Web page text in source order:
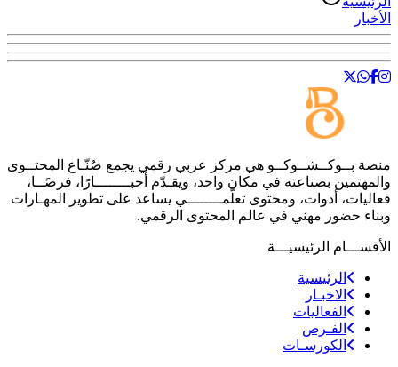
الأخبار
منصة بــوكــشــوكــو هي مركز عربي رقمي يجمع صُنّـاع المحتــوى
والمهتمين بصناعته في مكان واحد، ويقـدّم أخبــــــــارًا، فرصًــا،
فعاليات، أدوات، ومحتوى تعلّمــــــــي يساعد على تطوير المهـارات
وبناء حضور مهني في عالم المحتوى الرقمي.
الأقســـام الرئيسيـــة
الرئيسية
الاخبـار
الفعاليات
الفـرص
الكورسـات